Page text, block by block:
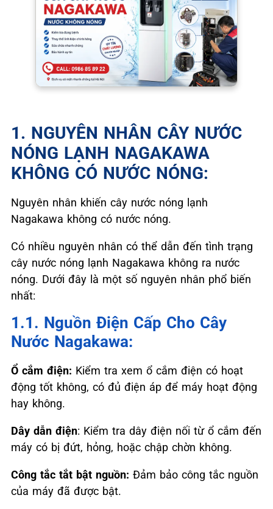
1. NGUYÊN NHÂN CÂY NƯỚC
NÓNG LẠNH NAGAKAWA
KHÔNG CÓ NƯỚC NÓNG:
Nguyên nhân khiến cây nước nóng lạnh
Nagakawa không có nước nóng.
Có nhiều nguyên nhân có thể dẫn đến tình trạng
cây nước nóng lạnh Nagakawa không ra nước
nóng. Dưới đây là một số nguyên nhân phổ biến
nhất:
1.1. Nguồn Điện Cấp Cho Cây
Nước Nagakawa:
Ổ cắm điện: Kiểm tra xem ổ cắm điện có hoạt
động tốt không, có đủ điện áp để máy hoạt động
hay không.
Dây dẫn điện: Kiểm tra dây điện nối từ ổ cắm đến
máy có bị đứt, hỏng, hoặc chập chờn không.
Công tắc tắt bật nguồn: Đảm bảo công tắc nguồn
của máy đã được bật.